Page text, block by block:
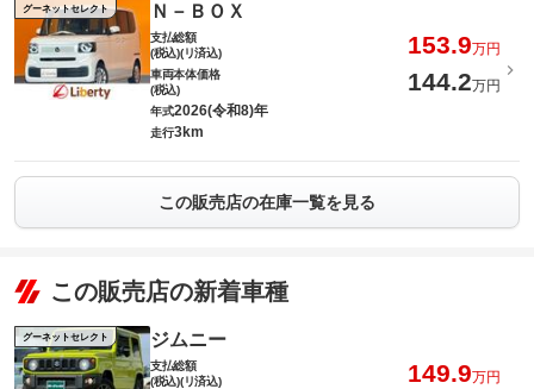
グーネットセレクト Ｎ－ＢＯＸ
支払総額
(税込)(リ済込)
153.9万円
車両本体価格
(税込)
144.2万円
年式2026(令和8)年
走行3km
この販売店の在庫一覧を見る
この販売店の新着車種
グーネットセレクト ジムニー
支払総額
(税込)(リ済込)
149.9万円